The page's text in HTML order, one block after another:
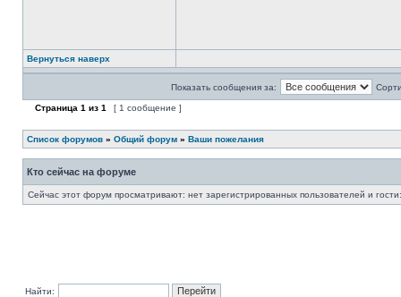
Вернуться наверх
Показать сообщения за:
Страница 1 из 1 [ 1 сообщение ]
Список форумов » Общий форум » Ваши пожелания
Кто сейчас на форуме
Сейчас этот форум просматривают: нет зарегистрированных пользователей и
Найти: